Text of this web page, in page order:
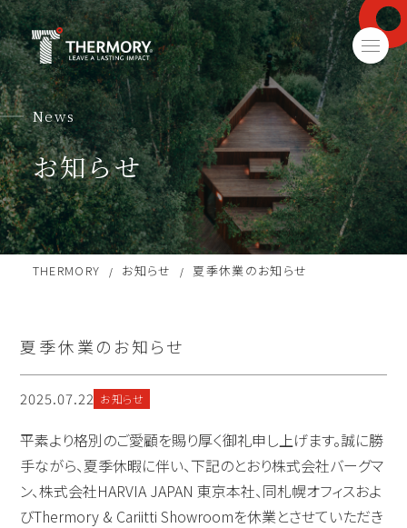
News
お知らせ
THERMORY / お知らせ / 夏季休業のお知らせ
夏季休業のお知らせ
2025.07.22 お知らせ
平素より格別のご愛顧を賜り厚く御礼申し上げます。誠に勝
手ながら、夏季休暇に伴い、下記のとおり株式会社バーグマ
ン、株式会社HARVIA JAPAN 東京本社、同札幌オフィスおよ
びThermory & Cariitti Showroomを休業とさせていただき